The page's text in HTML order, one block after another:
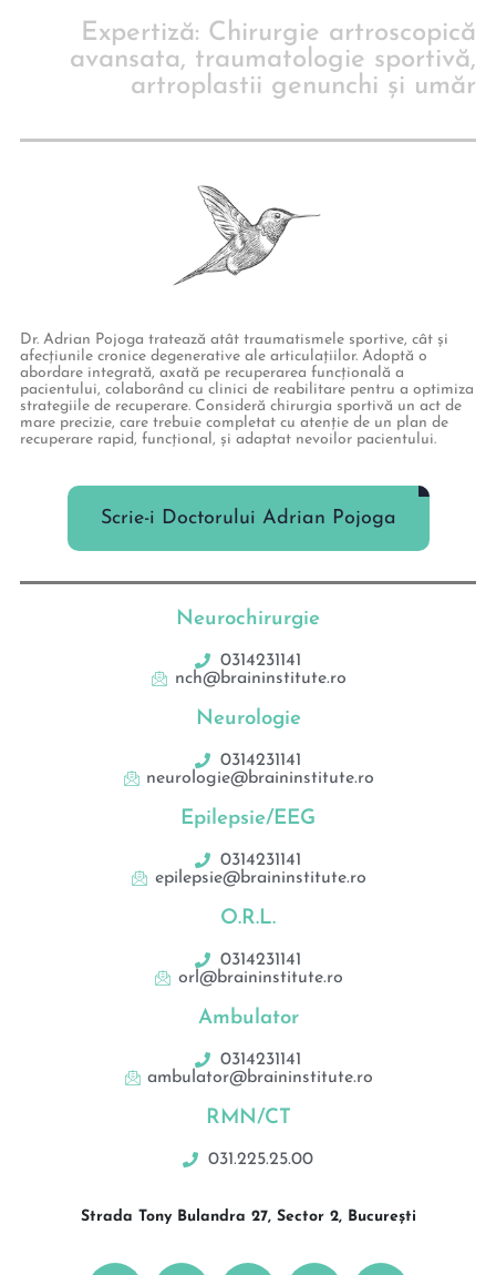
Expertiză: Chirurgie artroscopică
avansata, traumatologie sportivă,
artroplastii genunchi și umăr
Dr. Adrian Pojoga tratează atât traumatismele sportive, cât și
afecțiunile cronice degenerative ale articulațiilor. Adoptă o
abordare integrată, axată pe recuperarea funcțională a
pacientului, colaborând cu clinici de reabilitare pentru a optimiza
strategiile de recuperare. Consideră chirurgia sportivă un act de
mare precizie, care trebuie completat cu atenție de un plan de
recuperare rapid, funcțional, și adaptat nevoilor pacientului.
Scrie-i Doctorului Adrian Pojoga
Neurochirurgie
0314231141
nch@braininstitute.ro
Neurologie
0314231141
neurologie@braininstitute.ro
Epilepsie/EEG
0314231141
epilepsie@braininstitute.ro
O.R.L.
0314231141
orl@braininstitute.ro
Ambulator
0314231141
ambulator@braininstitute.ro
RMN/CT
031.225.25.00
Strada Tony Bulandra 27, Sector 2, București